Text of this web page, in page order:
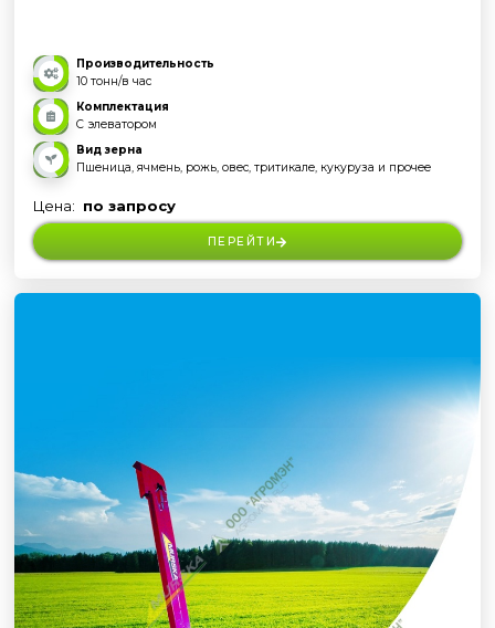
Производительность
10 тонн/в час
Комплектация
С элеватором
Вид зерна
Пшеница, ячмень, рожь, овес, тритикале, кукуруза и прочее
Цена: по запросу
ПЕРЕЙТИ